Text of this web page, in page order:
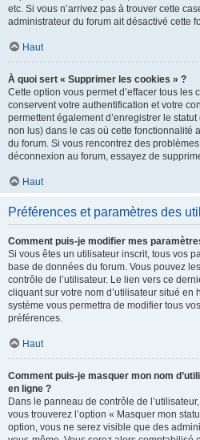
etc. Si vous n’arrivez pas à trouver cette
administrateur du forum ait désactivé cette
Haut
À quoi sert « Supprimer les cookies » ?
Cette option vous permet d’effacer tous les
conservent votre authentification et votre
permettent également d’enregistrer le
non lus) dans le cas où cette fonctionnalité
du forum. Si vous rencontrez des
déconnexion au forum, essayez de
Haut
Préférences et paramètres des
Comment puis-je modifier mes
Si vous êtes un utilisateur inscrit, tous vos
base de données du forum. Vous pouvez
contrôle de l’utilisateur. Le lien vers ce
cliquant sur votre nom d’utilisateur situé en
système vous permettra de modifier tous
préférences.
Haut
Comment puis-je masquer mon nom
en ligne ?
Dans le panneau de contrôle de
vous trouverez l’option « Masquer mon
option, vous ne serez visible que des